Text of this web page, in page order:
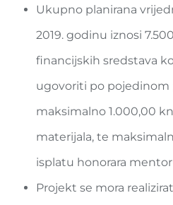
Ukupno planirana
2019. godinu iznosi
financijskih sredstava
ugovoriti po pojedinom
maksimalno 1.000,00
materijala, te
isplatu honorara
Projekt se mora